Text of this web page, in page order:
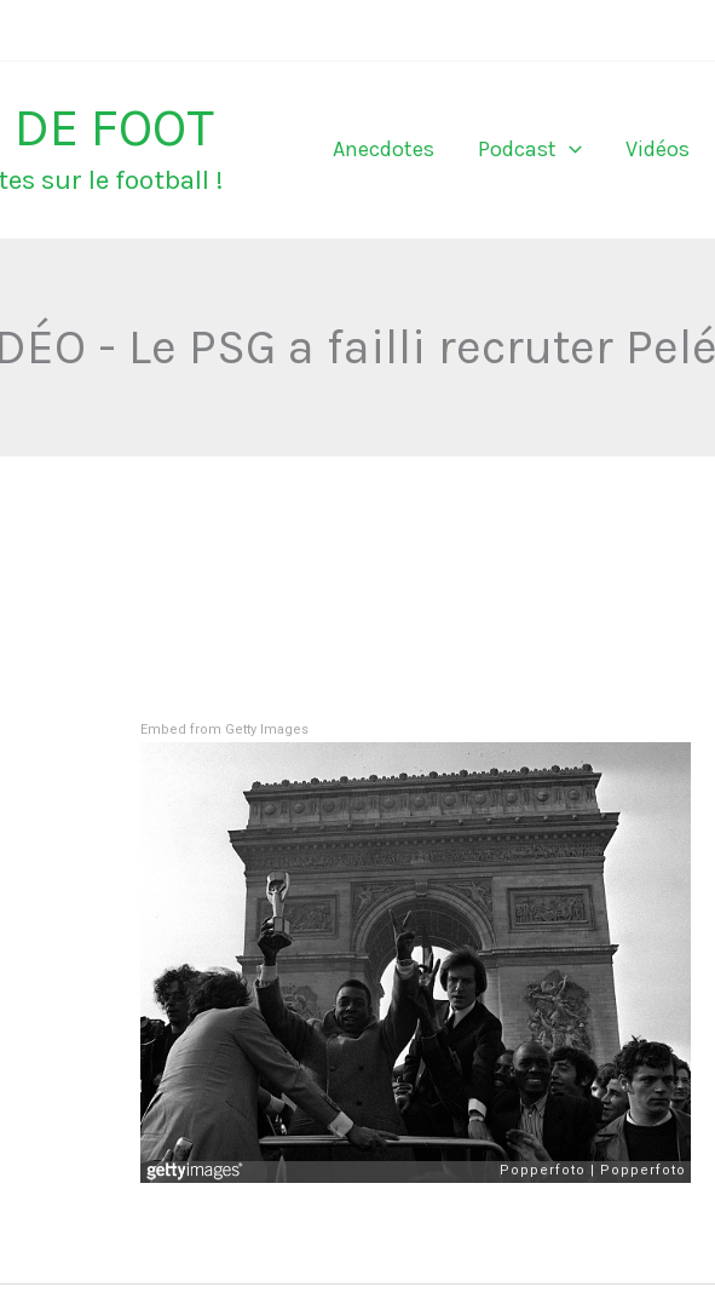
FOOT
sur le football !
Anecdotes Podcast Vidéos
- Le PSG a failli recruter Pelé
Embed from Getty Images